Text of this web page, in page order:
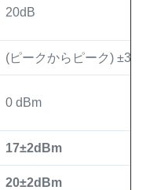
20dB
(ピークからピーク) ±3 dB
0 dBm
17±2dBm
20±2dBm